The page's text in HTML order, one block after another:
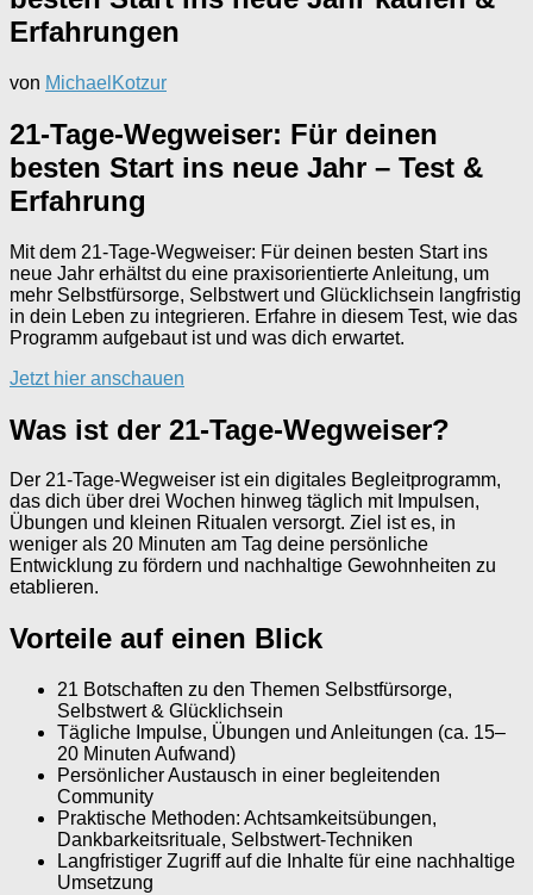
Erfahrungen
von MichaelKotzur
21-Tage-Wegweiser: Für deinen
besten Start ins neue Jahr – Test &
Erfahrung
Mit dem 21-Tage-Wegweiser: Für deinen besten Start ins
neue Jahr erhältst du eine praxisorientierte Anleitung, um
mehr Selbstfürsorge, Selbstwert und Glücklichsein langfristig
in dein Leben zu integrieren. Erfahre in diesem Test, wie das
Programm aufgebaut ist und was dich erwartet.
Jetzt hier anschauen
Was ist der 21-Tage-Wegweiser?
Der 21-Tage-Wegweiser ist ein digitales Begleitprogramm,
das dich über drei Wochen hinweg täglich mit Impulsen,
Übungen und kleinen Ritualen versorgt. Ziel ist es, in
weniger als 20 Minuten am Tag deine persönliche
Entwicklung zu fördern und nachhaltige Gewohnheiten zu
etablieren.
Vorteile auf einen Blick
21 Botschaften zu den Themen Selbstfürsorge,
Selbstwert & Glücklichsein
Tägliche Impulse, Übungen und Anleitungen (ca. 15–
20 Minuten Aufwand)
Persönlicher Austausch in einer begleitenden
Community
Praktische Methoden: Achtsamkeitsübungen,
Dankbarkeitsrituale, Selbstwert-Techniken
Langfristiger Zugriff auf die Inhalte für eine nachhaltige
Umsetzung